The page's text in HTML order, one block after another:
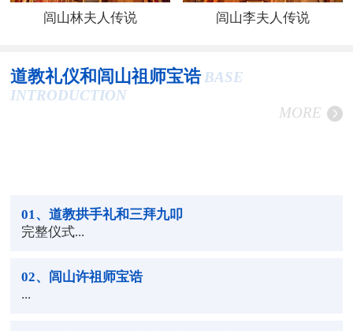
闾山林夫人传说 闾山李夫人传说
道教礼仪和闾山祖师宝诰 BASE
INTRODUCTION
MORE
01 、道教拱手礼和三拜九叩
完整仪式...
02、闾山许祖师宝诰
...